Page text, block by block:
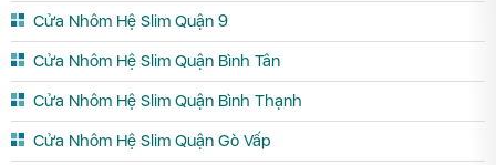
Cửa Nhôm Hệ Slim Quận 9
Cửa Nhôm Hệ Slim Quận Bình Tân
Cửa Nhôm Hệ Slim Quận Bình Thạnh
Cửa Nhôm Hệ Slim Quận Gò Vấp